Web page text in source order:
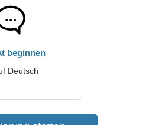
beginnen
Deutsch